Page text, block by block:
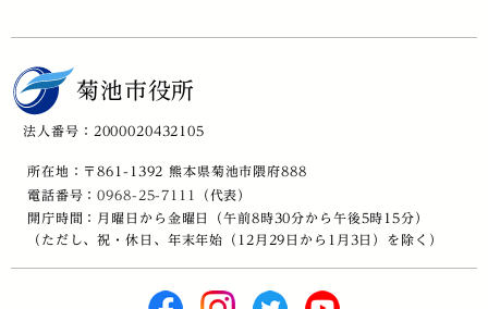
菊池市役所
法人番号：2000020432105
所在地：〒861-1392 熊本県菊池市隈府888
電話番号：0968-25-7111
（代表）
開庁時間：月曜日から金曜日（午前8時30分から午後5時15分）
（ただし、祝・休日、年末年始（12月29日から1月3日）を除く）